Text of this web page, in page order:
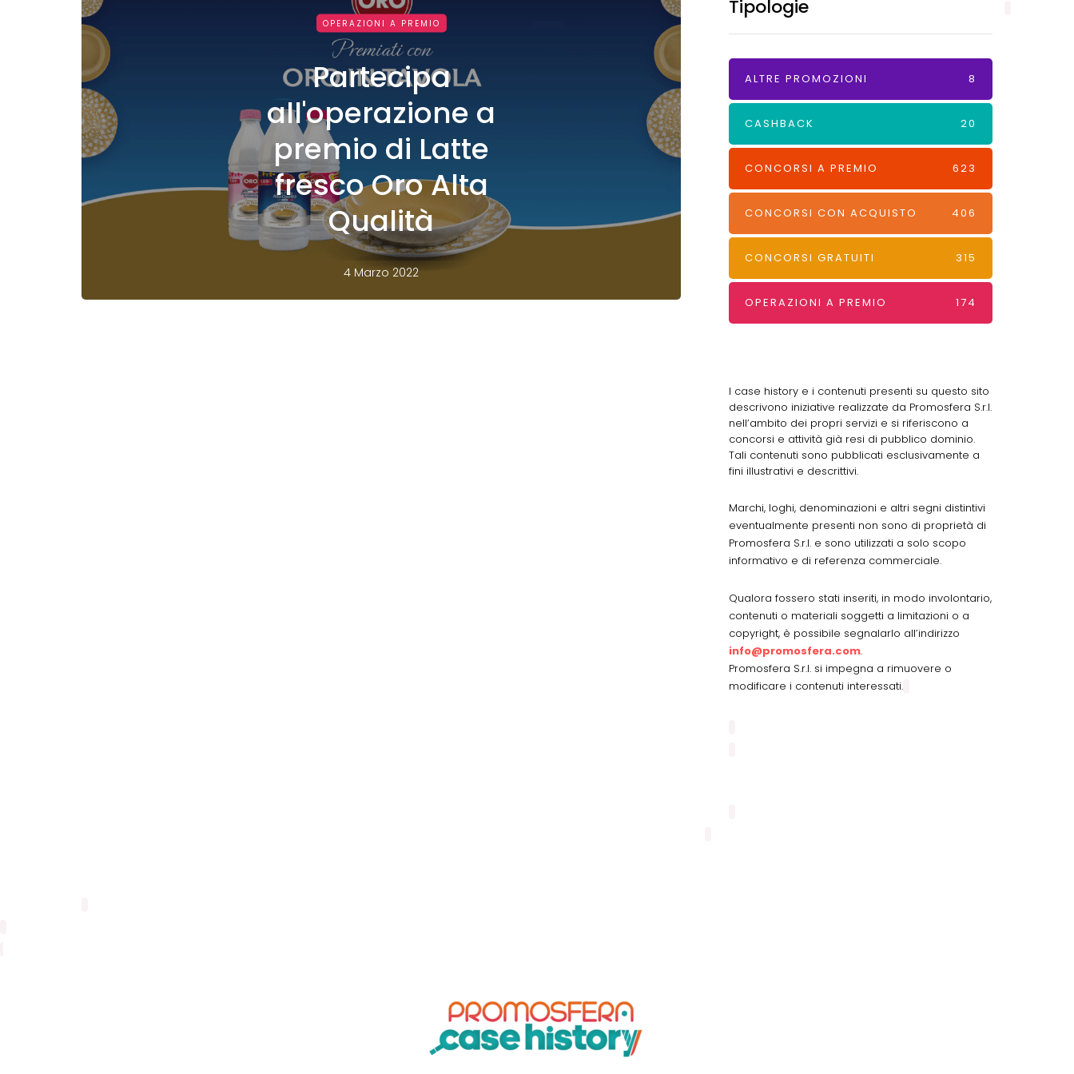
OPERAZIONI A PREMIO
Partecipa
all'operazione a
premio di Latte
fresco Oro Alta
Qualità
4 Marzo 2022
Tipologie
ALTRE PROMOZIONI 8
CASHBACK 20
CONCORSI A PREMIO 623
CONCORSI CON ACQUISTO 406
CONCORSI GRATUITI 315
OPERAZIONI A PREMIO 174
I case history e i contenuti presenti su questo sito
descrivono iniziative realizzate da Promosfera S.r.l.
nell’ambito dei propri servizi e si riferiscono a
concorsi e attività già resi di pubblico dominio.
Tali contenuti sono pubblicati esclusivamente a
fini illustrativi e descrittivi.
Marchi, loghi, denominazioni e altri segni distintivi
eventualmente presenti non sono di proprietà di
Promosfera S.r.l. e sono utilizzati a solo scopo
informativo e di referenza commerciale.
Qualora fossero stati inseriti, in modo involontario,
contenuti o materiali soggetti a limitazioni o a
copyright, è possibile segnalarlo all’indirizzo
info@promosfera.com.
Promosfera S.r.l. si impegna a rimuovere o
modificare i contenuti interessati.